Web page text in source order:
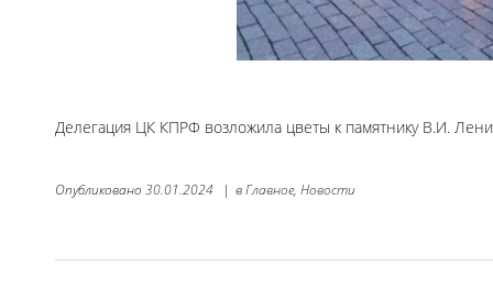
Делегация ЦК КПРФ возложила цветы к памятнику В.И.
Опубликовано 30.01.2024 | вГлавное, Новости